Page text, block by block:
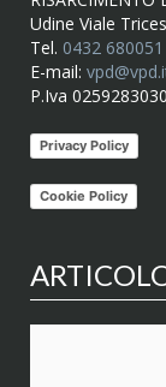
Udine Viale
Tel. 0432 680051
E-mail:
P.Iva
Privacy Policy
Cookie Policy